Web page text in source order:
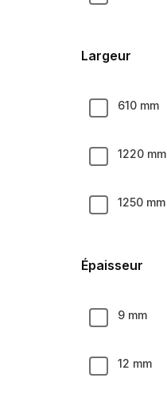
Largeur
610 mm
1220 mm
1250 mm
Épaisseur
9 mm
12 mm